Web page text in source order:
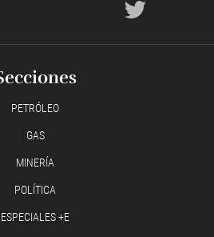
PETRÓLEO
GAS
MINERÍA
POLÍTICA
ESPECIALES +E